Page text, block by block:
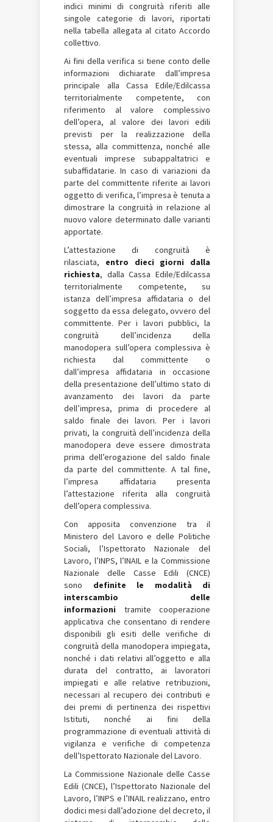
indici minimi di congruità riferiti alle
singole categorie di lavori, riportati
nella tabella allegata al citato Accordo
collettivo.
Ai fini della verifica si tiene conto delle
informazioni dichiarate dall’impresa
principale alla Cassa Edile/Edilcassa
territorialmente competente, con
riferimento al valore complessivo
dell’opera, al valore dei lavori edili
previsti per la realizzazione della
stessa, alla committenza, nonché alle
eventuali imprese subappaltatrici e
subaffidatarie. In caso di variazioni da
parte del committente riferite ai lavori
oggetto di verifica, l’impresa è tenuta a
dimostrare la congruità in relazione al
nuovo valore determinato dalle varianti
apportate.
L’attestazione di congruità è
rilasciata, entro dieci giorni dalla
richiesta, dalla Cassa Edile/Edilcassa
territorialmente competente, su
istanza dell’impresa affidataria o del
soggetto da essa delegato, ovvero del
committente. Per i lavori pubblici, la
congruità dell’incidenza della
manodopera sull’opera complessiva è
richiesta dal committente o
dall’impresa affidataria in occasione
della presentazione dell’ultimo stato di
avanzamento dei lavori da parte
dell’impresa, prima di procedere al
saldo finale dei lavori. Per i lavori
privati, la congruità dell’incidenza della
manodopera deve essere dimostrata
prima dell’erogazione del saldo finale
da parte del committente. A tal fine,
l’impresa affidataria presenta
l’attestazione riferita alla congruità
dell’opera complessiva.
Con apposita convenzione tra il
Ministero del Lavoro e delle Politiche
Sociali, l’Ispettorato Nazionale del
Lavoro, l’INPS, l’INAIL e la Commissione
Nazionale delle Casse Edili (CNCE)
sono definite le modalità di
interscambio delle
informazioni tramite cooperazione
applicativa che consentano di rendere
disponibili gli esiti delle verifiche di
congruità della manodopera impiegata,
nonché i dati relativi all’oggetto e alla
durata del contratto, ai lavoratori
impiegati e alle relative retribuzioni,
necessari al recupero dei contributi e
dei premi di pertinenza dei rispettivi
Istituti, nonché ai fini della
programmazione di eventuali attività di
vigilanza e verifiche di competenza
dell’Ispettorato Nazionale del Lavoro.
La Commissione Nazionale delle Casse
Edili (CNCE), l’Ispettorato Nazionale del
Lavoro, l’INPS e l’INAIL realizzano, entro
dodici mesi dall’adozione del decreto, il